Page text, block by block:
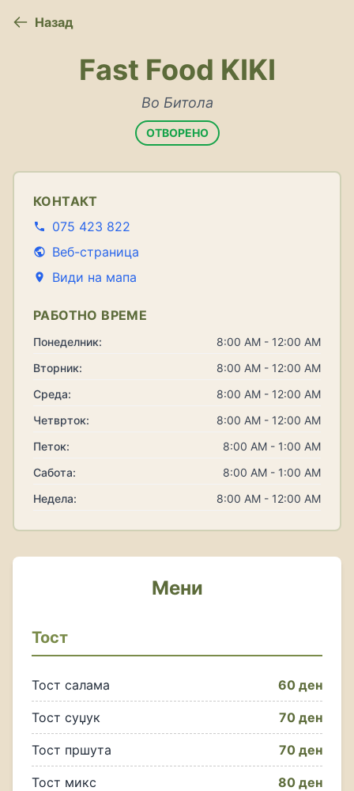
Назад
Fast Food KIKI
Во Битола
ОТВОРЕНО
КОНТАКТ
075 423 822
Веб-страница
Види на мапа
РАБОТНО ВРЕМЕ
Понеделник:
8:00 AM - 12:00 AM
Вторник:
8:00 AM - 12:00 AM
Среда:
8:00 AM - 12:00 AM
Четврток:
8:00 AM - 12:00 AM
Петок:
8:00 AM - 1:00 AM
Сабота:
8:00 AM - 1:00 AM
Недела:
8:00 AM - 12:00 AM
Мени
Тост
Тост салама 60 ден
Тост суџук 70 ден
Тост пршута 70 ден
Тост микс 80 ден